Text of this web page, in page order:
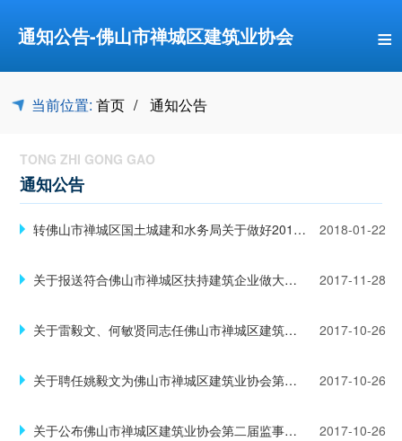
通知公告-佛山市禅城区建筑业协会 ≡
当前位置: 首页 通知公告
TONG ZHI GONG GAO
通知公告
转佛山市禅城区国土城建和水务局关于做好2017年建筑业统计年报及2018年定期报表工作的通知 2018-01-22
关于报送符合佛山市禅城区扶持建筑企业做大做强奖励政策有关工作的通知 2017-11-28
关于雷毅文、何敏贤同志任佛山市禅城区建筑业协会第二届理事会副秘书长的通知（禅建社字〔2017〕11号） 2017-10-26
关于聘任姚毅文为佛山市禅城区建筑业协会第二届理事会会长助理兼秘书长的通知（禅建社字〔2017〕10号） 2017-10-26
关于公布佛山市禅城区建筑业协会第二届监事会选举结果的通知（禅建社字〔2017〕9号） 2017-10-26